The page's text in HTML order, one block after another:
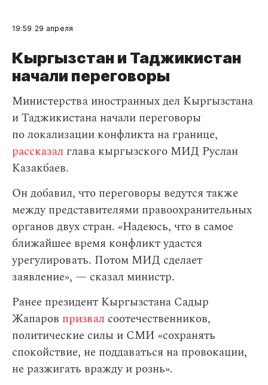
19:59 29 апреля
Кыргызстан и Таджикистан
начали переговоры
Министерства иностранных дел Кыргызстана
и Таджикистана начали переговоры
по локализации конфликта на границе,
рассказал глава кыргызского МИД Руслан
Казакбаев.
Он добавил, что переговоры ведутся также
между представителями правоохранительных
органов двух стран. «Надеюсь, что в самое
ближайшее время конфликт удастся
урегулировать. Потом МИД сделает
заявление», — сказал министр.
Ранее президент Кыргызстана Садыр
Жапаров призвал соотечественников,
политические силы и СМИ «сохранять
спокойствие, не поддаваться на провокации,
не разжигать вражду и рознь».